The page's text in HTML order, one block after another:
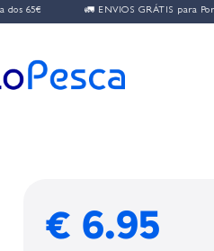
🚛 ENVIOS GRÁTIS para Portugal
€ 6.95